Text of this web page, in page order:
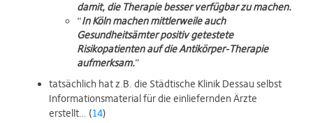
damit, die Therapie besser verfügbar zu machen.
“In Köln machen mittlerweile auch
Gesundheitsämter positiv getestete
Risikopatienten auf die Antikörper-Therapie
aufmerksam.”
tatsächlich hat z.B. die Städtische Klinik Dessau selbst
Informationsmaterial für die einliefernden Ärzte
erstellt… (14)